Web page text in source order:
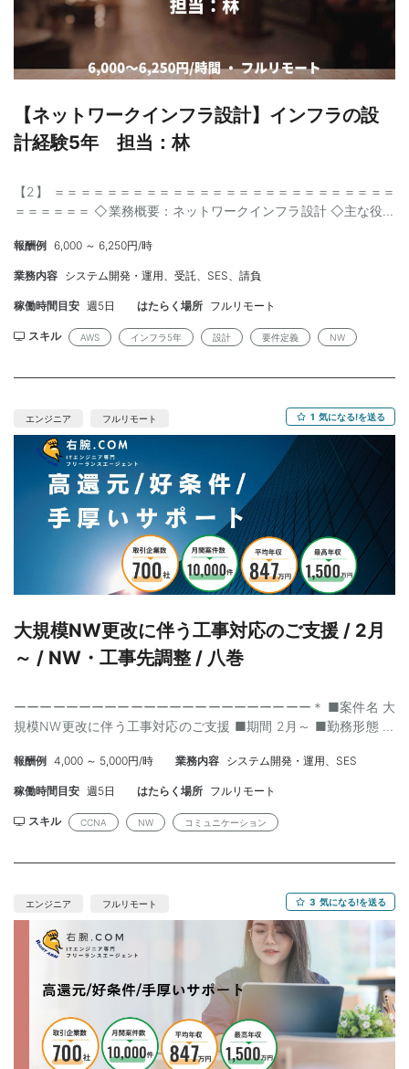
【ネットワークインフラ設計】インフラの設
計経験5年 担当：林
【2】 ＝＝＝＝＝＝＝＝＝＝＝＝＝＝＝＝＝＝＝＝＝＝＝＝＝＝
＝＝＝＝＝＝ ◇業務概要：ネットワークインフラ設計 ◇主な役割
スイッチの設計 ・ロードバランサの設計 ・WAN/LANの設計
（Cisco） ・F5製品の提案・設計・構築・運用 ◇必須スキル ・シ
保守監視系、運用面の設計ではなく、アーキレベルからITインフ
ラのサーバーやネットワーク設計の経験は必須となります） ◇場
所：東京都港区 （最初の3か月は週1リモート迄、以後は週2日ま
談可 ◇精算幅：140-200h ◇時期：11月 ◇人数：1名
報酬例 6,000 ～ 6,250円/時
業務内容 システム開発・運用、受託、SES、請負
稼働時間目安 週5日 はたらく場所 フルリモート
スキル AWS インフラ5年 設計 要件定義 NW
エンジニア フルリモート 1 気になる!を送る
大規模NW更改に伴う工事対応のご支援 / 2月
～ / NW・工事先調整 / 八巻
ーーーーーーーーーーーーーーーーーーーーーーー＊ ■案件名 大
規模NW更改に伴う工事対応のご支援 ■期間 2月～ ■勤務形態 常
ーション/調整力 ・CCNA相当のNW知識 ■尚可スキル ・NW工事
経験（または知識があること） ・Cisco設計の経験 ■年齢制限 40
数 5名 ■勤務時間 09:00-18:00 ■面談回数 2回（Web) ■業界 官
に伴い、NW敷設のため、 工事現場との調整ができる方を募集し
報酬例 4,000 ～ 5,000円/時 業務内容 システム開発・運用、SES
稼働時間目安 週5日 はたらく場所 フルリモート
スキル CCNA NW コミュニケーション
エンジニア フルリモート 3 気になる!を送る